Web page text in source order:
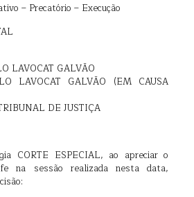
– Precatório – Execução
LAVOCAT GALVÃO
LAVOCAT GALVÃO (EM CAUSA
DE JUSTIÇA
CORTE ESPECIAL, ao apreciar o
na sessão realizada nesta data,